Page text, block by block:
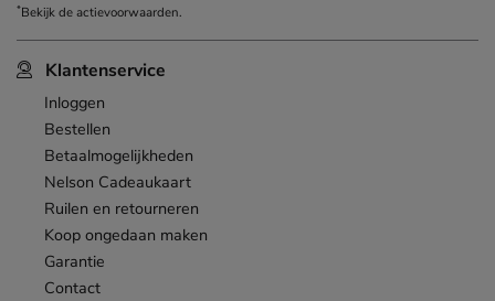
Klantenservice
Inloggen
Bestellen
Betaalmogelijkheden
Nelson Cadeaukaart
Ruilen en retourneren
Koop ongedaan maken
Garantie
Contact
*Bekijk deactievoorwaarden.